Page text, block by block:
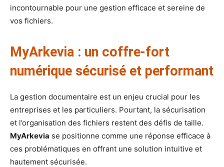
incontournable pour une gestion efficace et sereine de
vos fichiers.
MyArkevia : un coffre-fort
numérique sécurisé et performant
La gestion documentaire est un enjeu crucial pour les
entreprises et les particuliers. Pourtant, la sécurisation
et l’organisation des fichiers restent des défis de taille.
MyArkevia se positionne comme une réponse efficace à
ces problématiques en offrant une solution intuitive et
hautement sécurisée.